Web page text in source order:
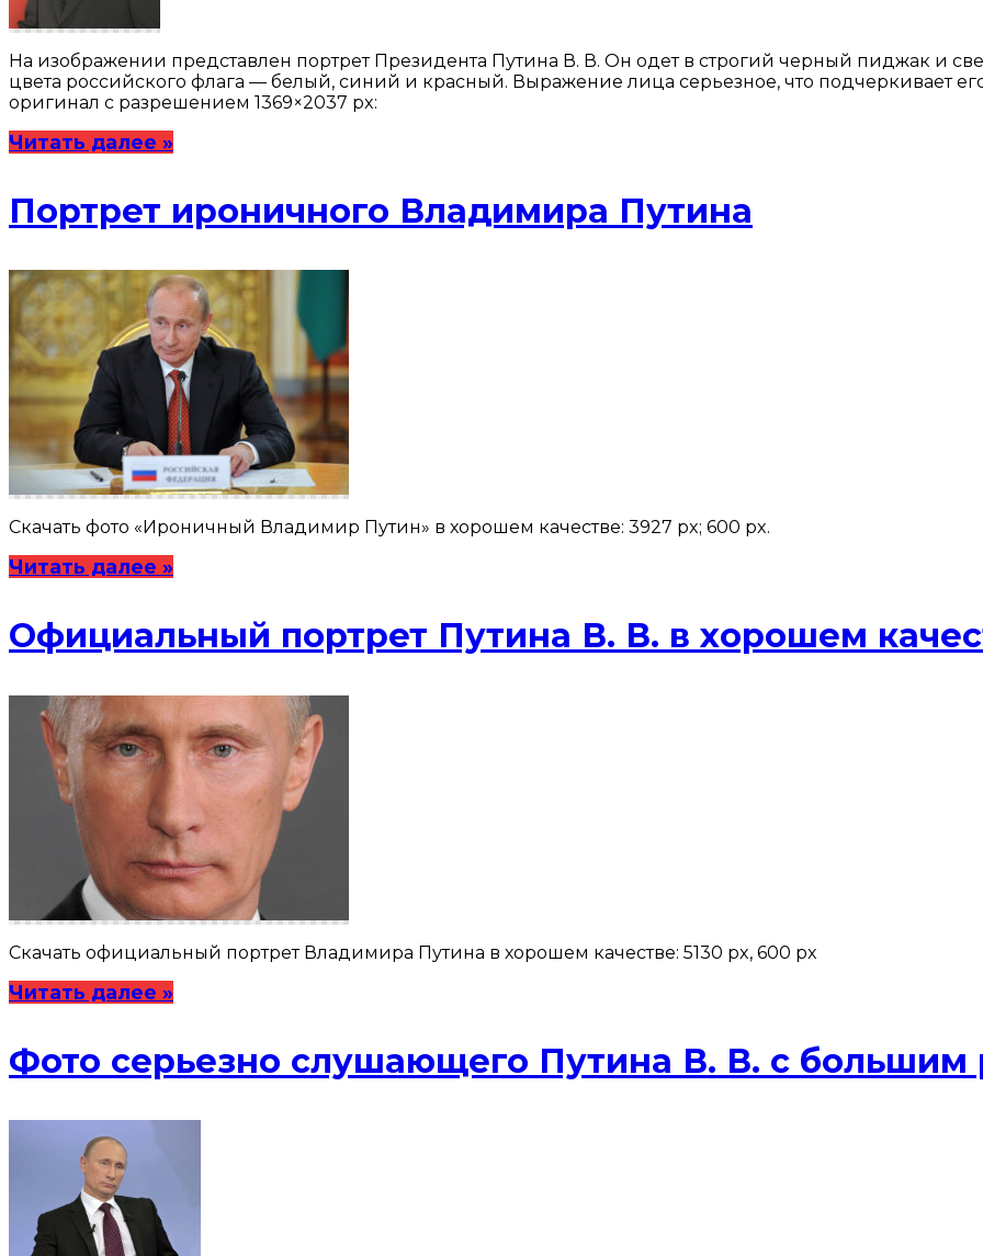
На изображении представлен портрет Президента Путина В. В. Он одет в строгий черный пиджак и
цвета российского флага — белый, синий и красный. Выражение лица серьезное, что подчеркивает
оригинал с разрешением 1369×2037 px:
Читать далее »
Портрет ироничного Владимира Путина
Скачать фото «Ироничный Владимир Путин» в хорошем качестве: 3927 px; 600 px.
Читать далее »
Официальный портрет Путина В. В. в хорошем
Скачать официальный портрет Владимира Путина в хорошем качестве: 5130 px, 600 px
Читать далее »
Фото серьезно слушающего Путина В. В. с